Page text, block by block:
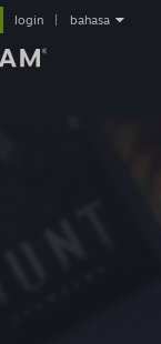
login bahasa